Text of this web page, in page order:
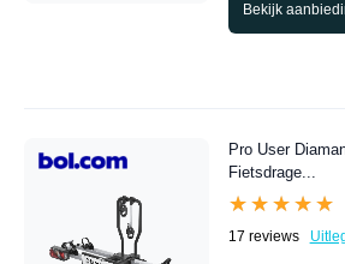
Bekijk
Pro User
Fietsdrage...
★★★★★
★★★★★
17 reviews